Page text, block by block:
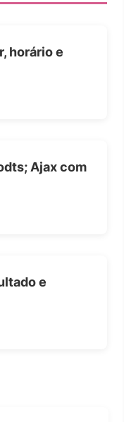
horário e
Ajax com
e